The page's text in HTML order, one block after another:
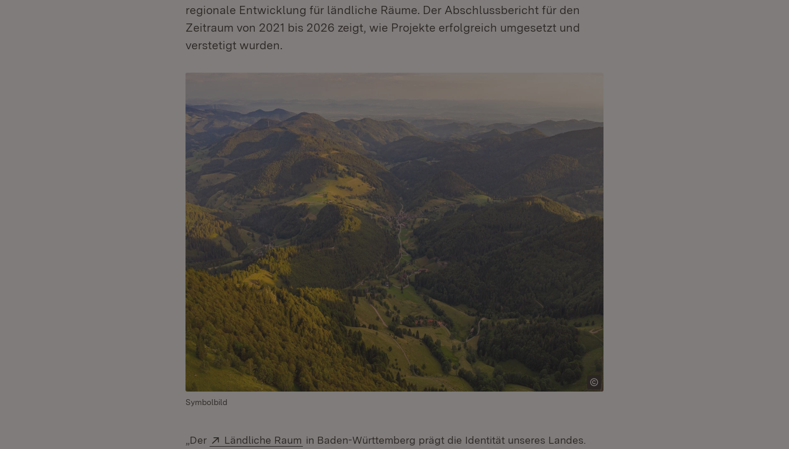
regionale Entwicklung für ländliche Räume. Der Abschlussbericht für den
Zeitraum von 2021 bis 2026 zeigt, wie Projekte erfolgreich umgesetzt und
verstetigt wurden.
Symbolbild
„Der Extern:
Ländliche Raum (Öffnet in neuem Fenster)
in Baden-Württemberg prägt die Identität unseres Landes.